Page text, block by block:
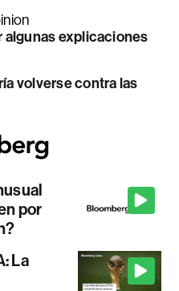
algunas explicaciones
volverse contra las
por
La